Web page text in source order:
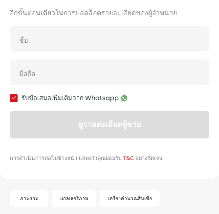
ภาพรวม แกลเลอรี่ภาพ เครื่องคำนวณสินเชื่อ